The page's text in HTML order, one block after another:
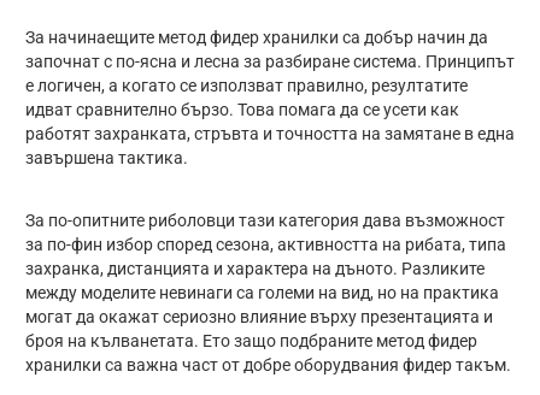
За начинаещите метод фидер хранилки са добър начин да
започнат с по-ясна и лесна за разбиране система. Принципът
е логичен, а когато се използват правилно, резултатите
идват сравнително бързо. Това помага да се усети как
работят захранката, стръвта и точността на замятане в една
завършена тактика.
За по-опитните риболовци тази категория дава възможност
за по-фин избор според сезона, активността на рибата, типа
захранка, дистанцията и характера на дъното. Разликите
между моделите невинаги са големи на вид, но на практика
могат да окажат сериозно влияние върху презентацията и
броя на кълванетата. Ето защо подбраните метод фидер
хранилки са важна част от добре оборудвания фидер такъм.